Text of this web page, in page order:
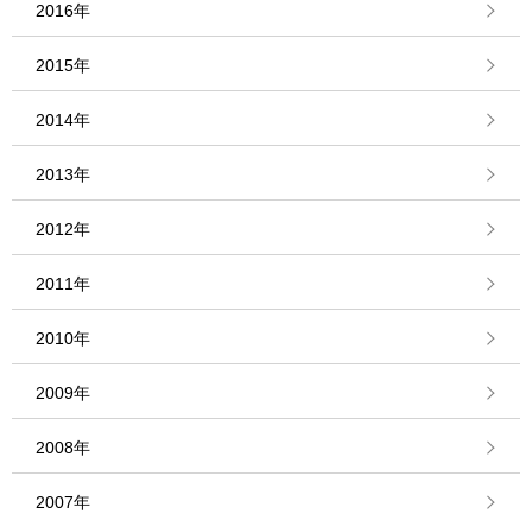
2016年
2015年
2014年
2013年
2012年
2011年
2010年
2009年
2008年
2007年